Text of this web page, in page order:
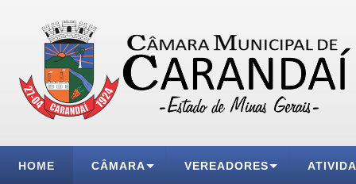
HOME CÂMARA VEREADORES